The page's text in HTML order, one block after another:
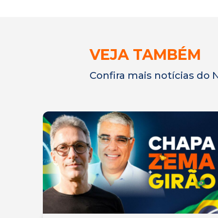
VEJA TAMBÉM
Confira mais notícias do